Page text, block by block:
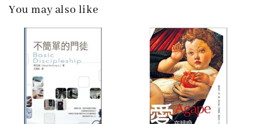
You may also like